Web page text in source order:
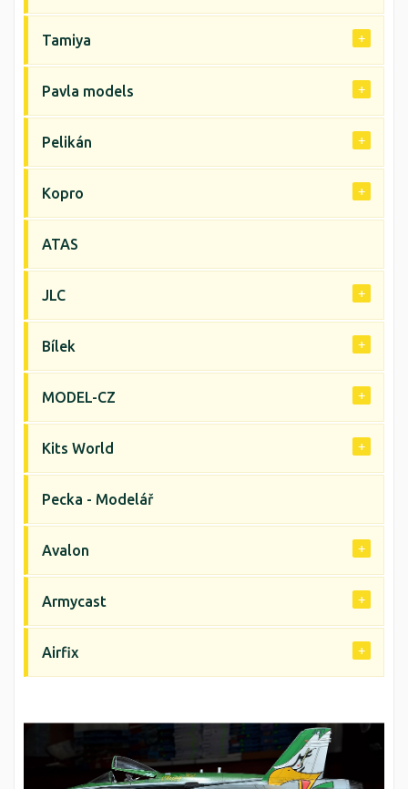
Tamiya
Pavla models
Pelikán
Kopro
ATAS
JLC
Bílek
MODEL-CZ
Kits World
Pecka - Modelář
Avalon
Armycast
Airfix